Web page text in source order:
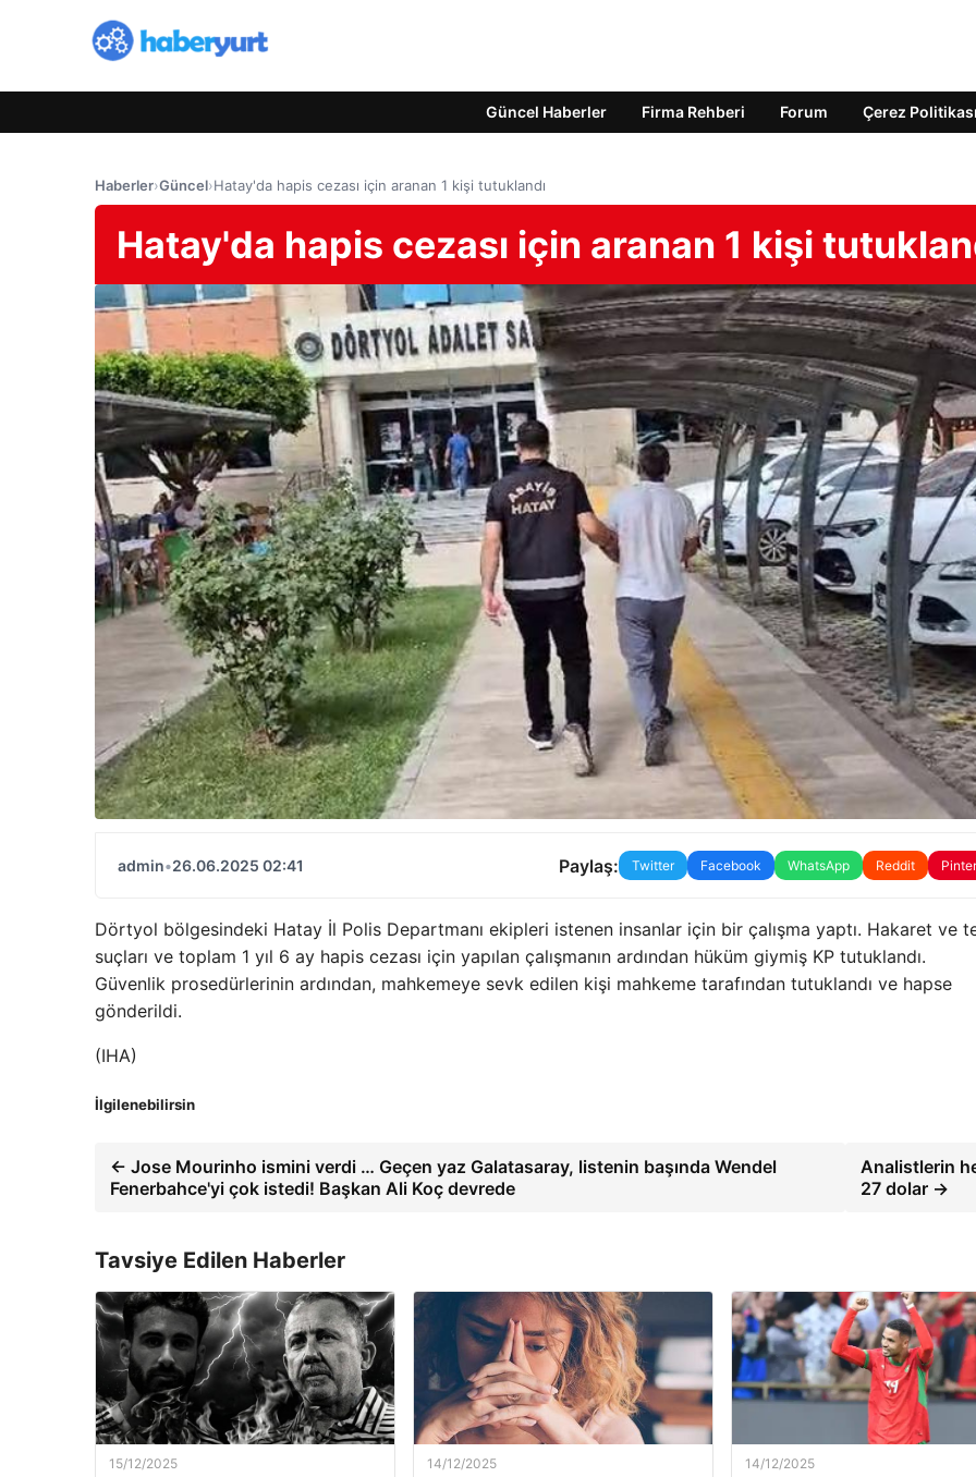
Güncel Haberler Firma Rehberi Forum Çerez Politikası
Haberler›Güncel›Hatay'da hapis cezası için aranan 1 kişi tutuklandı
Hatay'da hapis cezası için aranan 1 kişi
admin•26.06.2025 02:41 Paylaş: Twitter Facebook WhatsApp Reddit
Dörtyol bölgesindeki Hatay İl Polis Departmanı ekipleri istenen insanlar için bir çalışma yaptı. Hakaret ve
suçları ve toplam 1 yıl 6 ay hapis cezası için yapılan çalışmanın ardından hüküm giymiş KP tutuklandı.
Güvenlik prosedürlerinin ardından, mahkemeye sevk edilen kişi mahkeme tarafından tutuklandı ve hapse
gönderildi.
(IHA)
İlgilenebilirsin
← Jose Mourinho ismini verdi … Geçen yaz Galatasaray, listenin başında Wendel
Fenerbahce'yi çok istedi! Başkan Ali Koç devrede
Analistlerin
27 dolar →
Tavsiye Edilen Haberler
15/12/2025 14/12/2025 14/12/2025